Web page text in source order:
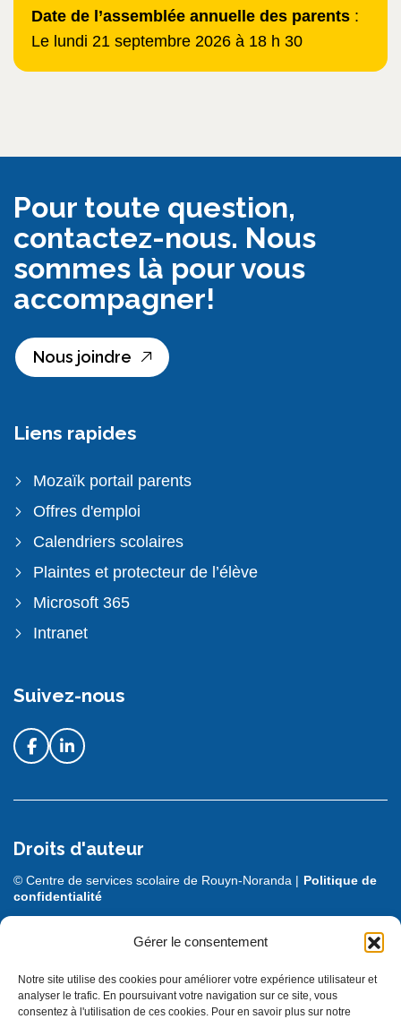
Gérer le consentement
Notre site utilise des cookies pour améliorer votre expérience utilisateur et
analyser le trafic. En poursuivant votre navigation sur ce site, vous
consentez à l'utilisation de ces cookies. Pour en savoir plus sur notre
Date de l’assemblée annuelle des parents :
Le lundi 21 septembre 2026 à 18 h 30
Pour toute question,
contactez-nous. Nous
sommes là pour vous
accompagner!
Nous joindre
Liens rapides
Mozaïk portail parents
Offres d'emploi
Calendriers scolaires
Plaintes et protecteur de l’élève
Microsoft 365
Intranet
Suivez-nous
Droits d'auteur
© Centre de services scolaire de Rouyn-Noranda | Politique de
confidentialité